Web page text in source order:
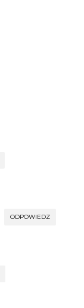
ODPOWIEDZ